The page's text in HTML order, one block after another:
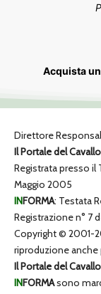
Acquista
Direttore
Il Portale del Cavallo
Registrata presso il
Maggio 2005
INFORMA: Testata
Registrazione n° 7
Copyright © 2001-
riproduzione
Il Portale del Cavallo
INFORMAsono